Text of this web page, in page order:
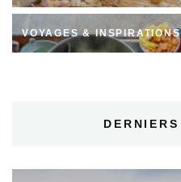
VOYAGES & INSPIRATIONS